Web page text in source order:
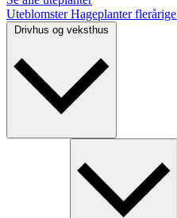
UteblomsterHageplanter flerårige